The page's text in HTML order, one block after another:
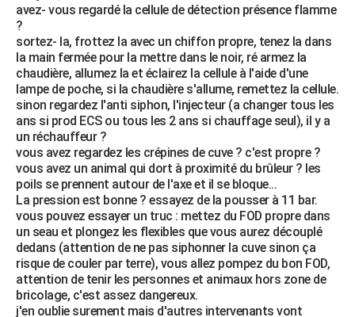
FORUM
Bricolage
Lifestyle
Culture
Sport
Auto
Television
Voyage
Cinema
avez- vous regardé la cellule de détection présence flamme
?
sortez- la, frottez la avec un chiffon propre, tenez la dans
la main fermée pour la mettre dans le noir, ré armez la
chaudière, allumez la et éclairez la cellule à l'aide d'une
lampe de poche, si la chaudière s'allume, remettez la cellule.
sinon regardez l'anti siphon, l'injecteur (a changer tous les
ans si prod ECS ou tous les 2 ans si chauffage seul), il y a
un réchauffeur ?
vous avez regardez les crépines de cuve ? c'est propre ?
vous avez un animal qui dort à proximité du brûleur ? les
poils se prennent autour de l'axe et il se bloque...
La pression est bonne ? essayez de la pousser à 11 bar.
vous pouvez essayer un truc : mettez du FOD propre dans
un seau et plongez les flexibles que vous aurez découplé
dedans (attention de ne pas siphonner la cuve sinon ça
risque de couler par terre), vous allez pompez du bon FOD,
attention de tenir les personnes et animaux hors zone de
bricolage, c'est assez dangereux.
j'en oublie surement mais d'autres intervenants vont